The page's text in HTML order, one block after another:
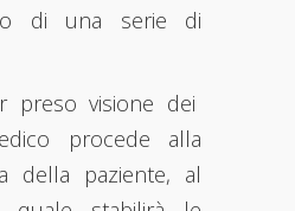
di una serie di
preso visione dei
procede alla
della paziente, al